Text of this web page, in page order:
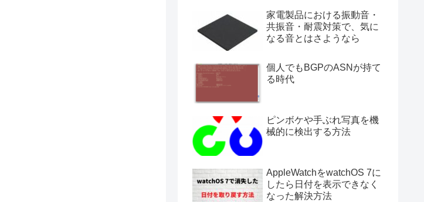
家電製品における振動音・
共振音・耐震対策で、気に
なる音とはさようなら
個人でもBGPのASNが持て
る時代
ピンボケや手ぶれ写真を機
械的に検出する方法
AppleWatchをwatchOS 7に
したら日付を表示できなく
なった解決方法